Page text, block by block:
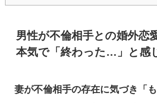
男性が不倫相手との婚外恋
本気で「終わった…」と感
妻が不倫相手の存在に気づき「